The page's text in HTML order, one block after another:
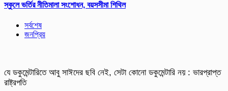
স্কুলে ভর্তির নীতিমালা সংশোধন, বয়সসীমা শিথিল
সর্বশেষ
জনপ্রিয়
যে ডকুমেন্টারিতে আবু সাঈদের ছবি নেই, সেটা কোনো ডকুমেন্টারি নয় : ভারপ্রাপ্ত
রাষ্ট্রপতি